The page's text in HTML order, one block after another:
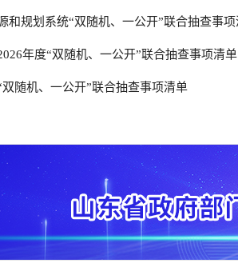
和规划系统“双随机、一公开”联合抽查事项
年度“双随机、一公开”联合抽查事项清单
随机、一公开”联合抽查事项清单